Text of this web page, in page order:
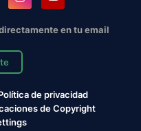
en tu email
de privacidad
de Copyright